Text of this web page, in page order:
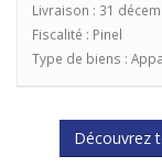
Livraison : 31
Fiscalité : Pinel
Type de biens :
Découvrez